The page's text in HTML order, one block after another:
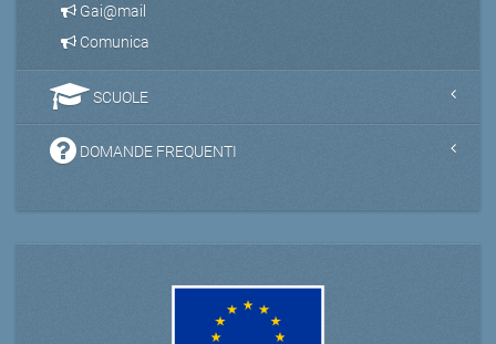
Gai@mail
Comunica
SCUOLE
DOMANDE FREQUENTI